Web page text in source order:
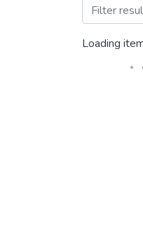
Loading